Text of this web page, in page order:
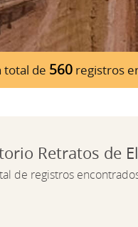
total de 560 registros
Retratos de
de registros